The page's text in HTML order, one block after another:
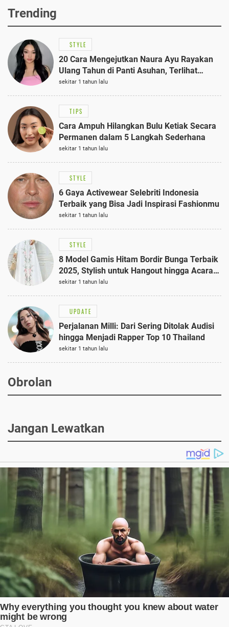
Trending
STYLE
20 Cara Mengejutkan Naura Ayu Rayakan
Ulang Tahun di Panti Asuhan, Terlihat
Anggun dengan Kaftan Cokelat
sekitar 1 tahun lalu
TIPS
Cara Ampuh Hilangkan Bulu Ketiak Secara
Permanen dalam 5 Langkah Sederhana
sekitar 1 tahun lalu
STYLE
6 Gaya Activewear Selebriti Indonesia
Terbaik yang Bisa Jadi Inspirasi Fashionmu
sekitar 1 tahun lalu
STYLE
8 Model Gamis Hitam Bordir Bunga Terbaik
2025, Stylish untuk Hangout hingga Acara
Semi-Formal
sekitar 1 tahun lalu
UPDATE
Perjalanan Milli: Dari Sering Ditolak Audisi
hingga Menjadi Rapper Top 10 Thailand
sekitar 1 tahun lalu
Obrolan
Jangan Lewatkan